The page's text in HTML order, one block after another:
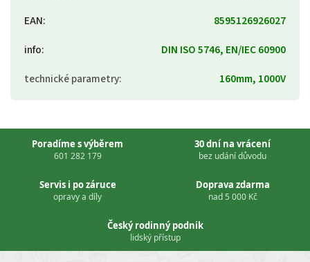
EAN:
8595126926027
info:
DIN ISO 5746, EN/IEC 60900
technické parametry: 160mm, 1000V
Poradíme s výběrem
601 282 179
30 dní na vrácení
bez udání důvodu
Servis i po záruce
opravy a díly
Doprava zdarma
nad 5 000 Kč
Český rodinný podnik
lidský přístup